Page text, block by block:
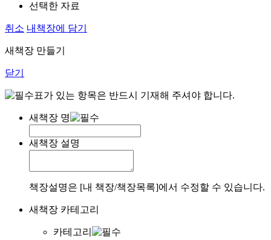
선택한 자료
취소 내책장에 담기
새책장 만들기
닫기
표가 있는 항목은 반드시 기재해 주셔야 합니다.
새책장 명
새책장 설명
책장설명은 [내 책장/책장목록]에서 수정할 수 있습니다.
새책장 카테고리
카테고리